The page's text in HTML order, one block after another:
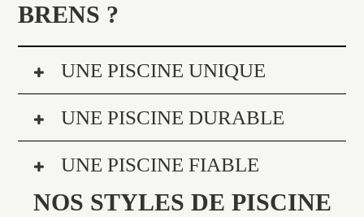
BRENS ?
UNE PISCINE UNIQUE
UNE PISCINE DURABLE
UNE PISCINE FIABLE
NOS STYLES DE PISCINE